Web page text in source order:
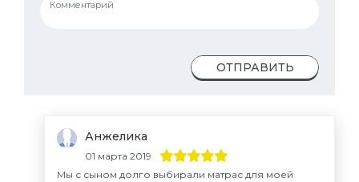
ОТПРАВИТЬ
Анжелика
01 марта 2019
Мы с сыном долго выбирали матрас для моей